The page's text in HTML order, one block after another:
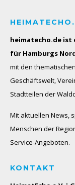
heimatecho.de ist
für Hamburgs
mit den
Geschäftswelt,
Stadtteilen der
Mit aktuellen News,
Menschen der
Service-Angeboten.
KONTAKT